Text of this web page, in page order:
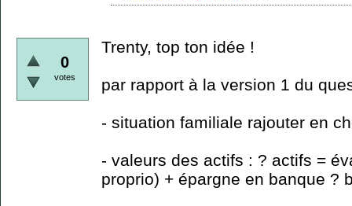
0
votes
Trenty, top ton idée !
par rapport à la version 1 du
- situation familiale rajouter en
- valeurs des actifs : ? actifs =
proprio) + épargne en banque ?